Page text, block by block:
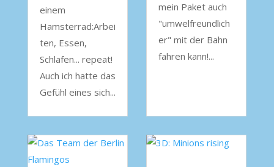
einem
Hamsterrad:Arbei
ten, Essen,
Schlafen... repeat!
Auch ich hatte das
Gefühl eines sich...
mein Paket auch
"umwelfreundlich
er" mit der Bahn
fahren kann!...